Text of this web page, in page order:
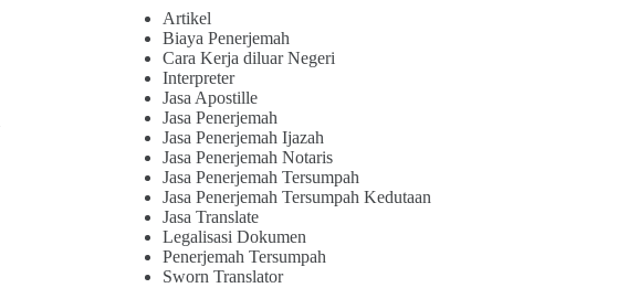
Artikel
Biaya Penerjemah
Cara Kerja diluar Negeri
Interpreter
Jasa Apostille
Jasa Penerjemah
Jasa Penerjemah Ijazah
Jasa Penerjemah Notaris
Jasa Penerjemah Tersumpah
Jasa Penerjemah Tersumpah Kedutaan
Jasa Translate
Legalisasi Dokumen
Penerjemah Tersumpah
Sworn Translator